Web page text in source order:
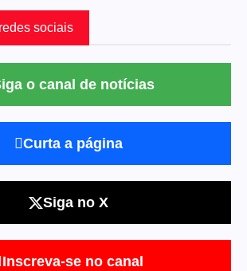
sociais
o canal de notícias
Curta a página
Siga no X
Inscreva-se no canal